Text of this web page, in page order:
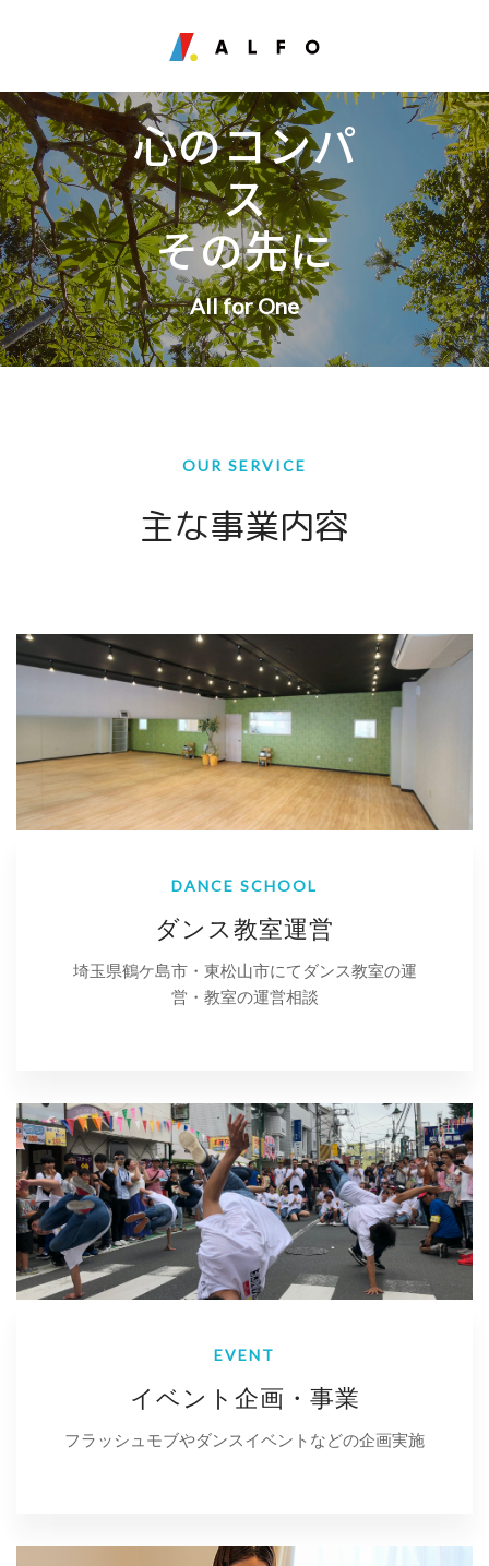
心のコンパ
ス
その先に
All for One
OUR SERVICE
主な事業内容
DANCE SCHOOL
ダンス教室運営
埼玉県鶴ケ島市・東松山市にてダンス教室の運
営・教室の運営相談
EVENT
イベント企画・事業
フラッシュモブやダンスイベントなどの企画実施